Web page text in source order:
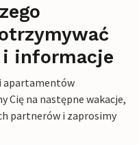
informacje
apartamentów
Cię na następne wakacje,
partnerów i zaprosimy